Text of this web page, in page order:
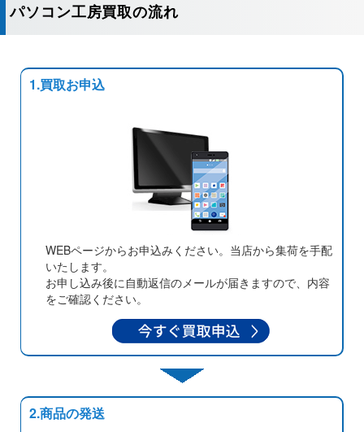
パソコン工房買取の流れ
1.買取お申込
WEBページからお申込みください。当店から集荷を手配
いたします。
お申し込み後に自動返信のメールが届きますので、内容
をご確認ください。
2.商品の発送